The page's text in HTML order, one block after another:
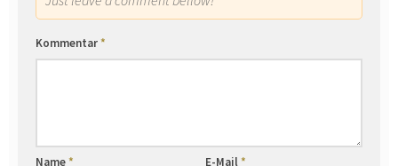
Kommentar*
Name* E-Mail*